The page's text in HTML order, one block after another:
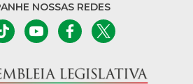
NOSSAS REDES